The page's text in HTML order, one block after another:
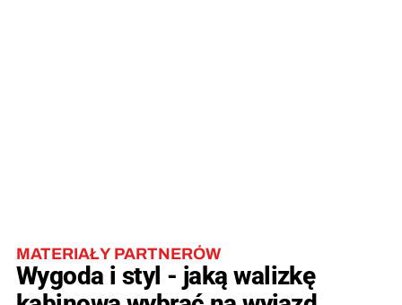
MATERIAŁY PARTNERÓW
Wygoda i styl - jaką walizkę